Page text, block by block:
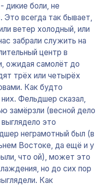
дикие боли, не
всегда так бывает,
ветер холодный, или
забрали служить на
центр в
ожидая самолёт до
трёх или четырёх
Как будто
Фельдшер сказал,
замёрзли (весной дело
это
неграмотный был (в
Востоке, да ещё и у
что ой), может это
но до сих пор
Как